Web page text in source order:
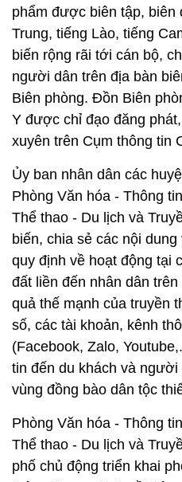
phẩm được biên tập, biên
Trung, tiếng Lào, tiếng
biến rộng rãi tới cán bộ,
người dân trên địa bàn
Biên phòng. Đồn Biên
Y được chỉ đạo đăng
xuyên trên Cụm thông tin
Ủy ban nhân dân các
Phòng Văn hóa - Thông
Thể thao - Du lịch và
biến, chia sẻ các nội
quy định về hoạt động tại
đất liền đến nhân dân
quả thế mạnh của truyền
số, các tài khoản, kênh
(Facebook, Zalo,
tin đến du khách và
vùng đồng bào dân tộc
Phòng Văn hóa - Thông
Thể thao - Du lịch và
phố chủ động triển khai